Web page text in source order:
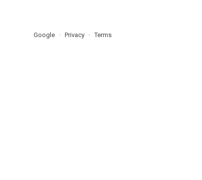
Google Privacy Terms